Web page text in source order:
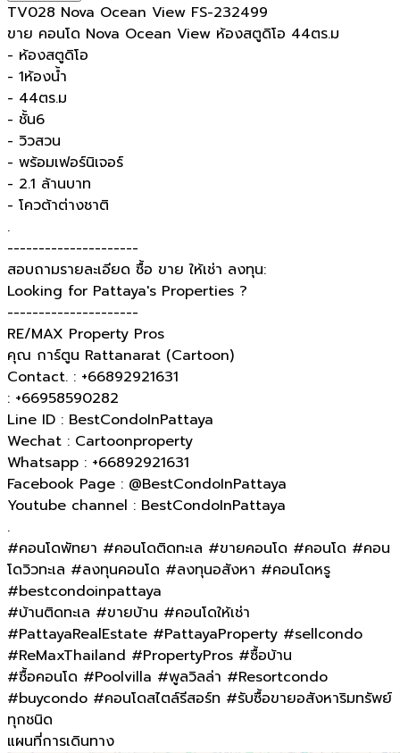
TV028 Nova Ocean View FS-232499
ขาย คอนโด Nova Ocean View ห้องสตูดิโอ 44ตร.ม
- ห้องสตูดิโอ
- 1ห้องน้ำ
- 44ตร.ม
- ชั้น6
- วิวสวน
- พร้อมเฟอร์นิเจอร์
- 2.1 ล้านบาท
- โควต้าต่างชาติ
.
---------------------
สอบถามรายละเอียด ซื้อ ขาย ให้เช่า ลงทุน:
Looking for Pattaya's Properties ?
---------------------
RE/MAX Property Pros
คุณ การ์ตูน Rattanarat (Cartoon)
Contact. : +66892921631
: +66958590282
Line ID : BestCondoInPattaya
Wechat : Cartoonproperty
Whatsapp : +66892921631
Facebook Page : @BestCondoInPattaya
Youtube channel : BestCondoInPattaya
.
#คอนโดพัทยา #คอนโดติดทะเล #ขายคอนโด #คอนโด #คอน
โดวิวทะเล #ลงทุนคอนโด #ลงทุนอสังหา #คอนโดหรู
#bestcondoinpattaya
#บ้านติดทะเล​ #ขายบ้าน #คอนโดให้เช่า
#PattayaRealEstate #PattayaProperty #sellcondo
#ReMaxThailand #PropertyPros #ซื้อบ้าน
#ซื้อคอนโด #Poolvilla #พูลวิลล่า #Resortcondo
#buycondo #คอนโดสไตล์รีสอร์ท #รับซื้อขายอสังหาริมทรัพย์
ทุกชนิด
แผนที่การเดินทาง